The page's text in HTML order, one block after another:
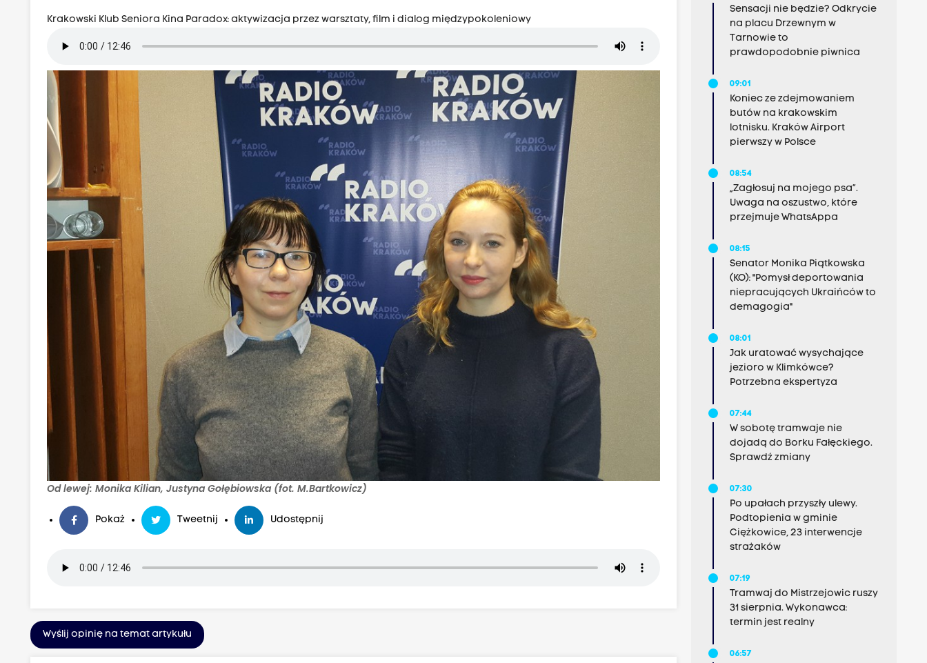
Krakowski Klub Seniora Kina Paradox: aktywizacja przez warsztaty, film i dialog międzypokoleniowy
Od lewej: Monika Kilian, Justyna Gołębiowska (fot. M.Bartkowicz)
Pokaż Tweetnij Udostępnij
Wyślij opinię na temat artykułu
Sensacji nie będzie? Odkrycie
na placu Drzewnym w
Tarnowie to
prawdopodobnie piwnica
09:01
Koniec ze zdejmowaniem
butów na krakowskim
lotnisku. Kraków Airport
pierwszy w Polsce
08:54
„Zagłosuj na mojego psa”.
Uwaga na oszustwo, które
przejmuje WhatsAppa
08:15
Senator Monika Piątkowska
(KO): "Pomysł deportowania
niepracujących Ukraińców to
demagogia"
08:01
Jak uratować wysychające
jezioro w Klimkówce?
Potrzebna ekspertyza
07:44
W sobotę tramwaje nie
dojadą do Borku Fałęckiego.
Sprawdź zmiany
07:30
Po upałach przyszły ulewy.
Podtopienia w gminie
Ciężkowice, 23 interwencje
strażaków
07:19
Tramwaj do Mistrzejowic ruszy
31 sierpnia. Wykonawca:
termin jest realny
06:57